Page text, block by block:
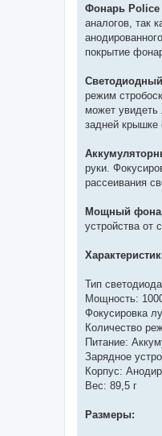
о
л
е
н
Фонарь Police
аналогов, так
покрытие
режим
может увидеть
задней крышке
руки.
рассеивания
Мощный
устройства от
Тип
Мощность:
Фокусировка
Количество
Питание:
Зарядное
Корпус:
Вес: 89,5 г
Размеры: